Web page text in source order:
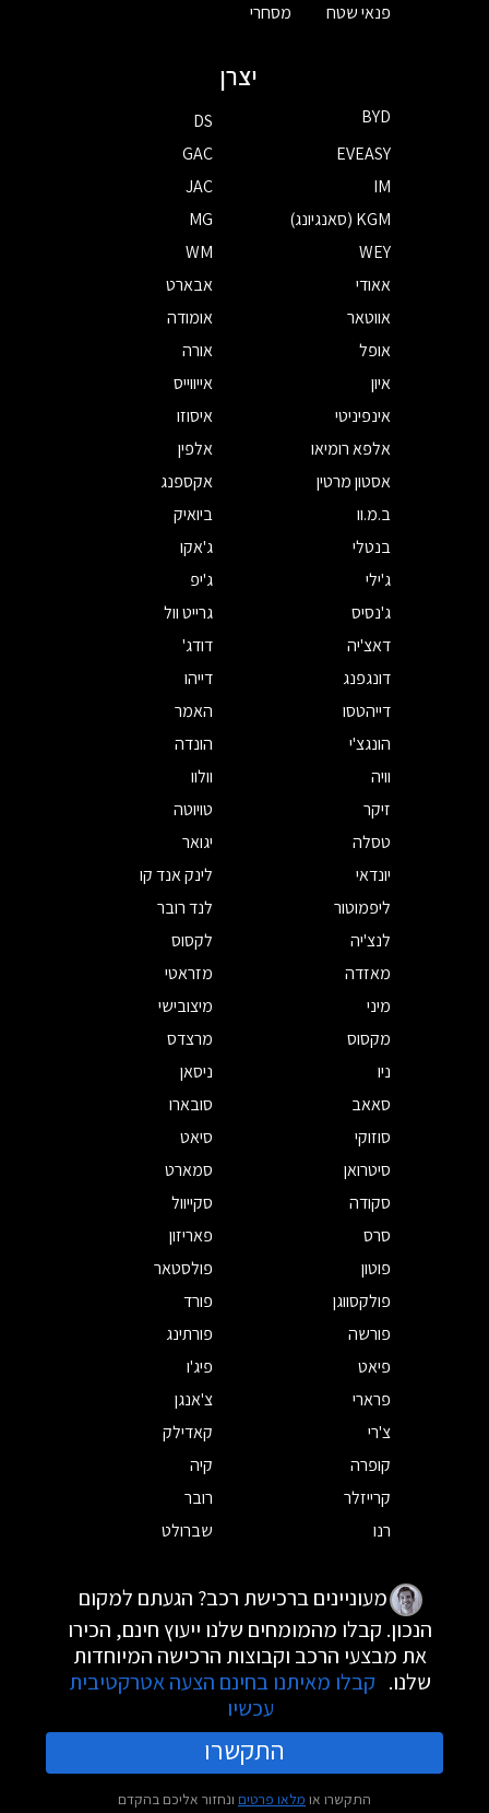
פנאי שטח
מסחרי
יצרן
BYD
DS
EVEASY
GAC
IM
JAC
KGM (סאנגיונג)
MG
WEY
WM
אאודי
אבארט
אווטאר
אומודה
אופל
אורה
איון
אייווייס
אינפיניטי
איסוזו
אלפא רומיאו
אלפין
אסטון מרטין
אקספנג
ב.מ.וו
ביואיק
בנטלי
ג'אקו
ג'ילי
ג'יפ
ג'נסיס
גרייט וול
דאצ'יה
דודג'
דונגפנג
דייהו
דייהטסו
האמר
הונגצ'י
הונדה
וויה
וולוו
זיקר
טויוטה
טסלה
יגואר
יונדאי
לינק אנד קו
ליפמוטור
לנד רובר
לנצ'יה
לקסוס
מאזדה
מזראטי
מיני
מיצובישי
מקסוס
מרצדס
ניו
ניסאן
סאאב
סובארו
סוזוקי
סיאט
סיטרואן
סמארט
סקודה
סקייוול
סרס
פאריזון
פוטון
פולסטאר
פולקסווגן
פורד
פורשה
פורתינג
פיאט
פיג'ו
פרארי
צ'אנגן
צ'רי
קאדילק
קופרה
קיה
קרייזלר
רובר
רנו
שברולט
מעוניינים ברכישת רכב? הגעתם למקום
הנכון. קבלו מהמומחים שלנו ייעוץ חינם, הכירו
את מבצעי הרכב וקבוצות הרכישה המיוחדות
שלנו. קבלו מאיתנו בחינם הצעה אטרקטיבית
עכשיו
התקשרו
התקשרו או מלאו פרטים ונחזור אליכם בהקדם